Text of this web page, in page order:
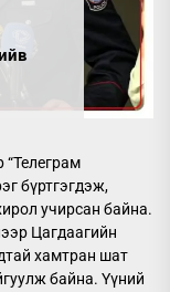
бүртгэгдэж,
учирсан байна.
Цагдаагийн
хамтран шат
байна. Үүний